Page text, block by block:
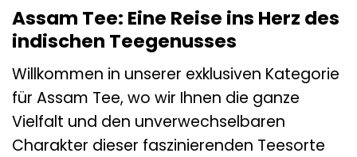
Assam Tee: Eine Reise ins Herz des
indischen Teegenusses
Willkommen in unserer exklusiven Kategorie
für Assam Tee, wo wir Ihnen die ganze
Vielfalt und den unverwechselbaren
Charakter dieser faszinierenden Teesorte